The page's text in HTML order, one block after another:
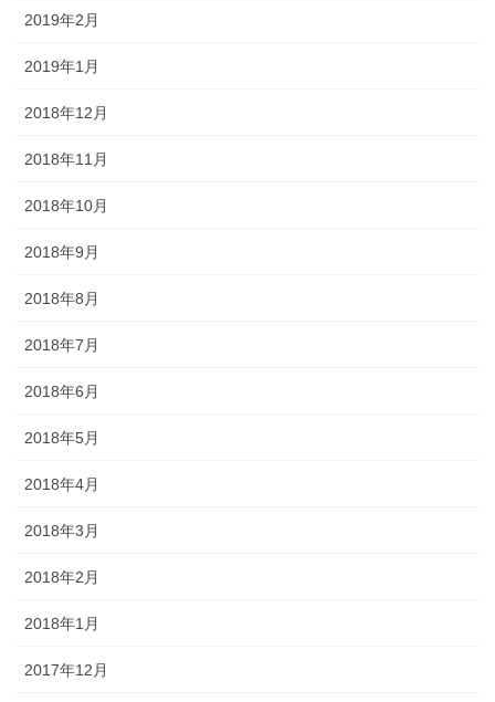
2019年2月
2019年1月
2018年12月
2018年11月
2018年10月
2018年9月
2018年8月
2018年7月
2018年6月
2018年5月
2018年4月
2018年3月
2018年2月
2018年1月
2017年12月